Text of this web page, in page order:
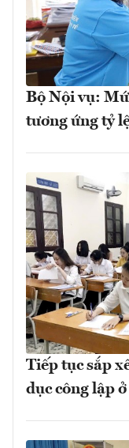
Bộ Nội vụ:
tương ứng tỷ
Tiếp tục sắp
dục công lập